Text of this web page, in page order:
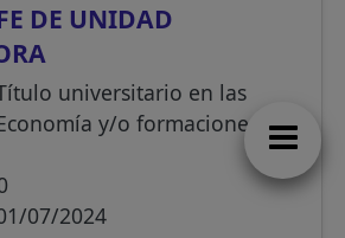
DE UNIDAD
universitario en las
y/o formaciones
07/2024